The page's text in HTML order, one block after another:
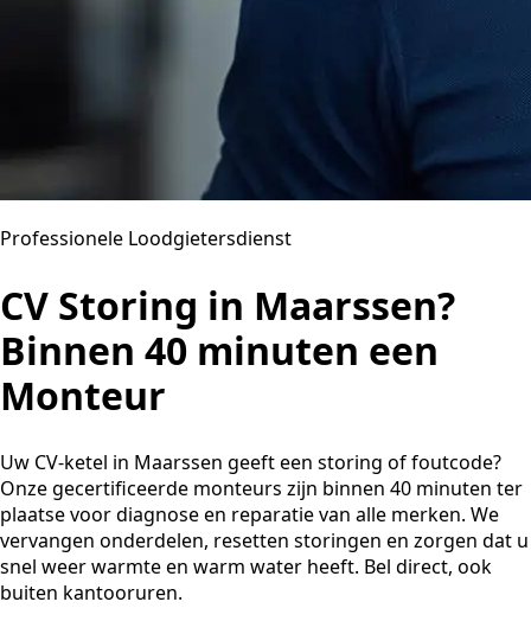
Professionele Loodgietersdienst
CV Storing in Maarssen?
Binnen 40 minuten een
Monteur
Uw CV-ketel in Maarssen geeft een storing of foutcode?
Onze gecertificeerde monteurs zijn binnen 40 minuten ter
plaatse voor diagnose en reparatie van alle merken. We
vervangen onderdelen, resetten storingen en zorgen dat u
snel weer warmte en warm water heeft. Bel direct, ook
buiten kantooruren.